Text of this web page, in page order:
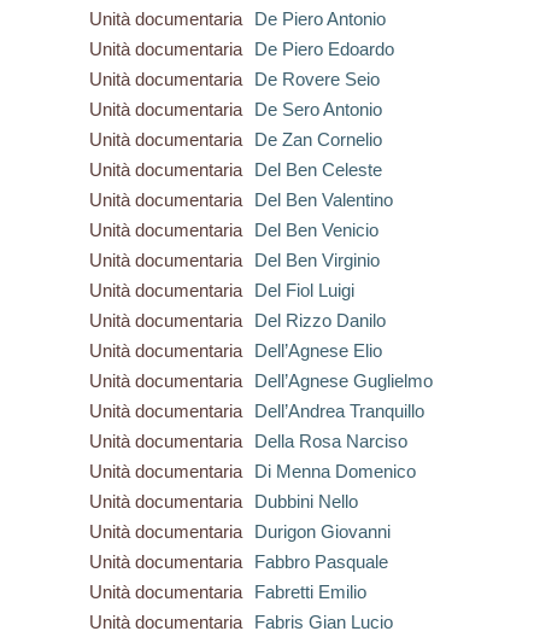
Unità documentaria
De Piero Antonio
Unità documentaria
De Piero Edoardo
Unità documentaria
De Rovere Seio
Unità documentaria
De Sero Antonio
Unità documentaria
De Zan Cornelio
Unità documentaria
Del Ben Celeste
Unità documentaria
Del Ben Valentino
Unità documentaria
Del Ben Venicio
Unità documentaria
Del Ben Virginio
Unità documentaria
Del Fiol Luigi
Unità documentaria
Del Rizzo Danilo
Unità documentaria
Dell’Agnese Elio
Unità documentaria
Dell’Agnese Guglielmo
Unità documentaria
Dell’Andrea Tranquillo
Unità documentaria
Della Rosa Narciso
Unità documentaria
Di Menna Domenico
Unità documentaria
Dubbini Nello
Unità documentaria
Durigon Giovanni
Unità documentaria
Fabbro Pasquale
Unità documentaria
Fabretti Emilio
Unità documentaria
Fabris Gian Lucio